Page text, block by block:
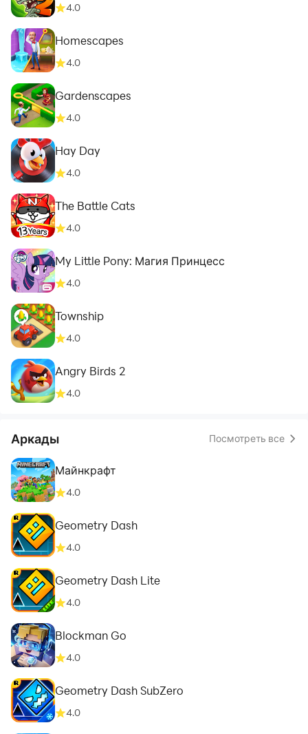
4.0
Homescapes
4.0
Gardenscapes
4.0
Hay Day
4.0
The Battle Cats
4.0
My Little Pony: Магия Принцесс
4.0
Township
4.0
Angry Birds 2
4.0
Аркады Посмотреть все
Майнкрафт
4.0
Geometry Dash
4.0
Geometry Dash Lite
4.0
Blockman Go
4.0
Geometry Dash SubZero
4.0